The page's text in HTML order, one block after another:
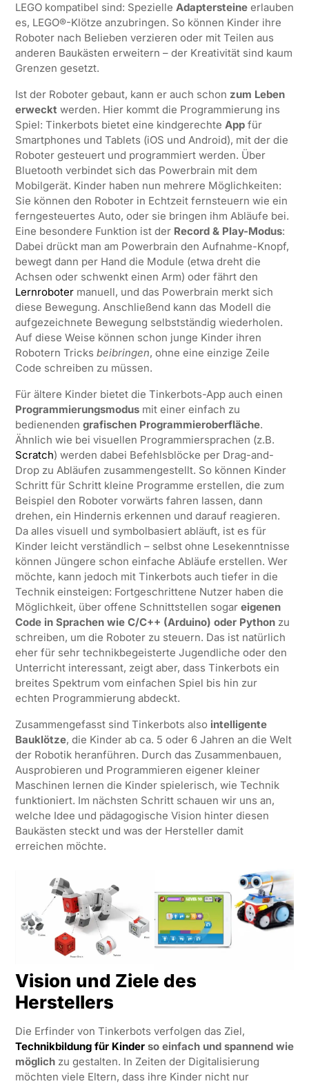
LEGO kompatibel sind: Spezielle Adaptersteineerlauben
es, LEGO®-Klötze anzubringen. So können Kinder ihre
Roboter nach Belieben verzieren oder mit Teilen aus
anderen Baukästen erweitern – der Kreativität sind kaum
Grenzen gesetzt.
Ist der Roboter gebaut, kann er auch schon zum Leben
erweckt werden. Hier kommt die Programmierung ins
Spiel: Tinkerbots bietet eine kindgerechte Appfür
Smartphones und Tablets (iOS und Android), mit der die
Roboter gesteuert und programmiert werden. Über
Bluetooth verbindet sich das Powerbrain mit dem
Mobilgerät. Kinder haben nun mehrere Möglichkeiten:
Sie können den Roboter in Echtzeit fernsteuern wie ein
ferngesteuertes Auto, oder sie bringen ihm Abläufe bei.
Eine besondere Funktion ist der Record & Play-Modus:
Dabei drückt man am Powerbrain den Aufnahme-Knopf,
bewegt dann per Hand die Module (etwa dreht die
Achsen oder schwenkt einen Arm) oder fährt den
Lernrobotermanuell, und das Powerbrain merkt sich
diese Bewegung. Anschließend kann das Modell die
aufgezeichnete Bewegung selbstständig wiederholen.
Auf diese Weise können schon junge Kinder ihren
Robotern Tricks beibringen, ohne eine einzige Zeile
Code schreiben zu müssen.
Für ältere Kinder bietet die Tinkerbots-App auch einen
Programmierungsmodusmit einer einfach zu
bedienenden grafischen Programmieroberfläche.
Ähnlich wie bei visuellen Programmiersprachen (z.B.
Scratch) werden dabei Befehlsblöcke per Drag-and-
Drop zu Abläufen zusammengestellt. So können Kinder
Schritt für Schritt kleine Programme erstellen, die zum
Beispiel den Roboter vorwärts fahren lassen, dann
drehen, ein Hindernis erkennen und darauf reagieren.
Da alles visuell und symbolbasiert abläuft, ist es für
Kinder leicht verständlich – selbst ohne Lesekenntnisse
können Jüngere schon einfache Abläufe erstellen. Wer
möchte, kann jedoch mit Tinkerbots auch tiefer in die
Technik einsteigen: Fortgeschrittene Nutzer haben die
Möglichkeit, über offene Schnittstellen sogar eigenen
Code in Sprachen wie C/C++ (Arduino) oder Pythonzu
schreiben, um die Roboter zu steuern. Das ist natürlich
eher für sehr technikbegeisterte Jugendliche oder den
Unterricht interessant, zeigt aber, dass Tinkerbots ein
breites Spektrum vom einfachen Spiel bis hin zur
echten Programmierung abdeckt.
Zusammengefasst sind Tinkerbots also intelligente
Bauklötze, die Kinder ab ca. 5 oder 6 Jahren an die Welt
der Robotik heranführen. Durch das Zusammenbauen,
Ausprobieren und Programmieren eigener kleiner
Maschinen lernen die Kinder spielerisch, wie Technik
funktioniert. Im nächsten Schritt schauen wir uns an,
welche Idee und pädagogische Vision hinter diesen
Baukästen steckt und was der Hersteller damit
erreichen möchte.
Vision und Ziele des
Herstellers
Die Erfinder von Tinkerbots verfolgen das Ziel,
Technikbildung für Kinderso einfach und spannend wie
möglichzu gestalten. In Zeiten der Digitalisierung
möchten viele Eltern, dass ihre Kinder nicht nur